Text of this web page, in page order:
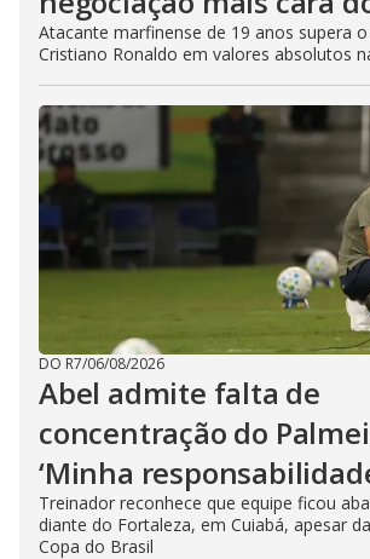
Atacante marfinense de 19 anos supera
Cristiano Ronaldo em valores absolutos
DO R7/06/08/2026
Abel admite falta de
concentração do
‘Minha
Treinador reconhece que equipe ficou
diante do Fortaleza, em Cuiabá, apesar
Copa do Brasil